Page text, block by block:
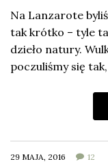
Na Lanzarote
tak krótko – tyle
dzieło natury.
poczuliśmy się
29 MAJA, 2016 12